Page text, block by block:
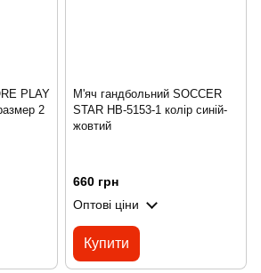
PLAY
2
М'яч гандбольний SOCCER
STAR HB-5153-1 колір синій-
жовтий
660 грн
Оптові ціни
Купити